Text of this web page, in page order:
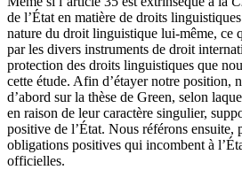
de l’État en matière de droits
nature du droit linguistique lui-même, ce
par les divers instruments de droit
protection des droits linguistiques que
cette étude. Afin d’étayer notre position,
d’abord sur la thèse de Green, selon
en raison de leur caractère singulier,
positive de l’État. Nous référons ensuite,
obligations positives qui incombent à
officielles.